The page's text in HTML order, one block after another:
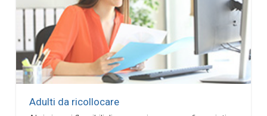
Adulti da ricollocare